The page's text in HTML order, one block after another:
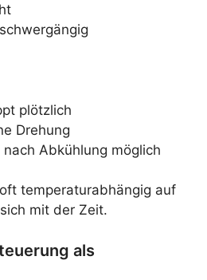
plötzlich
Drehung
Abkühlung möglich
temperaturabhängig auf
mit der Zeit.
als